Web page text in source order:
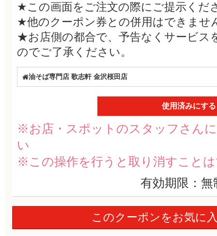
★この画面をご注文の際にご提示くだ
★他のクーポン券との併用はできませ
★お店側の都合で、予告なくサービス
のでご了承ください。
油そば専門店 歌志軒 金沢桜田店
使用済みにする
※お店・スポットのスタッフさん
い
※この操作を行うと取り消すこと
有効期限：無
このクーポンをお気に